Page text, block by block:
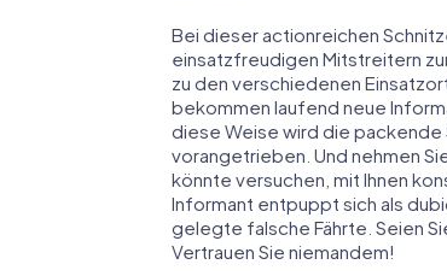
Bei dieser actionreichen
einsatzfreudigen Mitstreitern
zu den verschiedenen
bekommen laufend neue
diese Weise wird die packende
vorangetrieben. Und nehmen
könnte versuchen, mit Ihnen
Informant entpuppt sich als
gelegte falsche Fährte. Seien
Vertrauen Sie niemandem!